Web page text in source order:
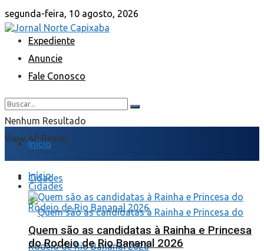
segunda-feira, 10 agosto, 2026
Expediente
Anuncie
Fale Conosco
Nenhum Resultado
View All Result
Início
Cidades
Início
Cidades
Quem são as candidatas à Rainha e Princesa
do Rodeio de Rio Bananal 2026